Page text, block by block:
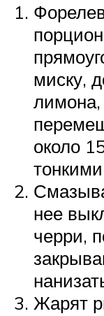
миску,
лимона,
около
нее
черри,
Жарят